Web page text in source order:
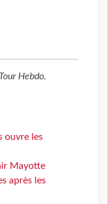
Tour Hebdo.
ouvre les
Mayotte
après les